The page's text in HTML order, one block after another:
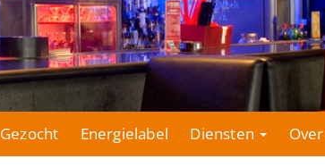
Gezocht Energielabel Diensten